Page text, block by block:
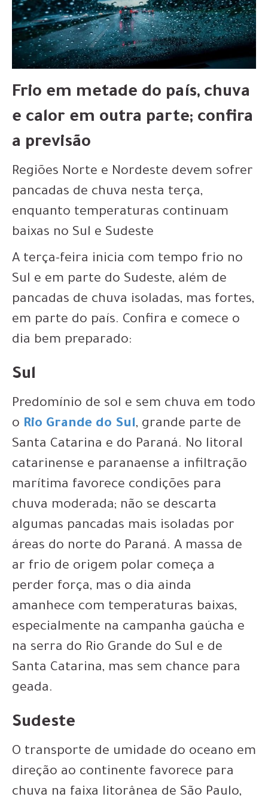
Frio em metade do país, chuva
e calor em outra parte; confira
a previsão
Regiões Norte e Nordeste devem sofrer
pancadas de chuva nesta terça,
enquanto temperaturas continuam
baixas no Sul e Sudeste
A terça-feira inicia com tempo frio no
Sul e em parte do Sudeste, além de
pancadas de chuva isoladas, mas fortes,
em parte do país. Confira e comece o
dia bem preparado:
Sul
Predomínio de sol e sem chuva em todo
o Rio Grande do Sul, grande parte de
Santa Catarina e do Paraná. No litoral
catarinense e paranaense a infiltração
marítima favorece condições para
chuva moderada; não se descarta
algumas pancadas mais isoladas por
áreas do norte do Paraná. A massa de
ar frio de origem polar começa a
perder força, mas o dia ainda
amanhece com temperaturas baixas,
especialmente na campanha gaúcha e
na serra do Rio Grande do Sul e de
Santa Catarina, mas sem chance para
geada.
Sudeste
O transporte de umidade do oceano em
direção ao continente favorece para
chuva na faixa litorânea de São Paulo,